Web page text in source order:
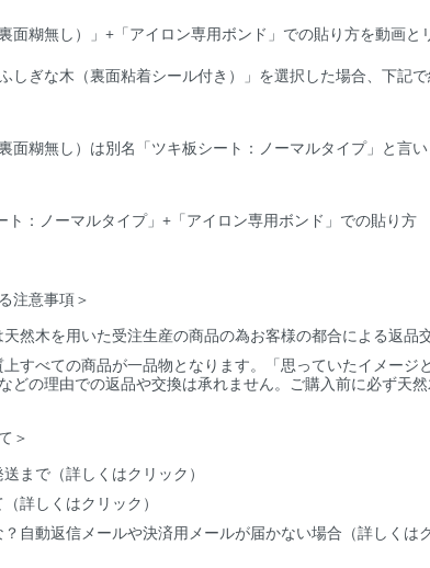
面糊無し）」+「アイロン専用ボンド」での貼り方を動画と
しぎな木（裏面粘着シール付き）」を選択した場合、下記
面糊無し）は別名「ツキ板シート：ノーマルタイプ」と言
ト：ノーマルタイプ」+「アイロン専用ボンド」での貼り方
注意事項＞
然木を用いた受注生産の商品の為お客様の都合による返品
上すべての商品が一品物となります。「思っていたイメー
どの理由での返品や交換は承れません。ご購入前に必ず天
＞
まで（詳しくはクリック）
詳しくはクリック）
？自動返信メールや決済用メールが届かない場合（詳しくは